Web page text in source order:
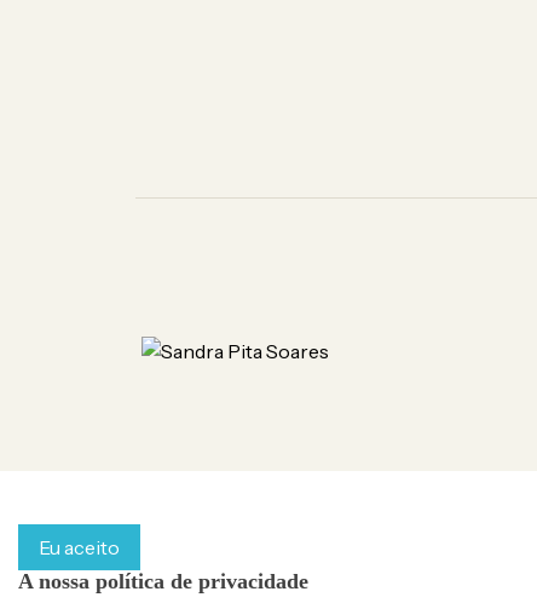
Eu aceito
A nossa política de privacidade